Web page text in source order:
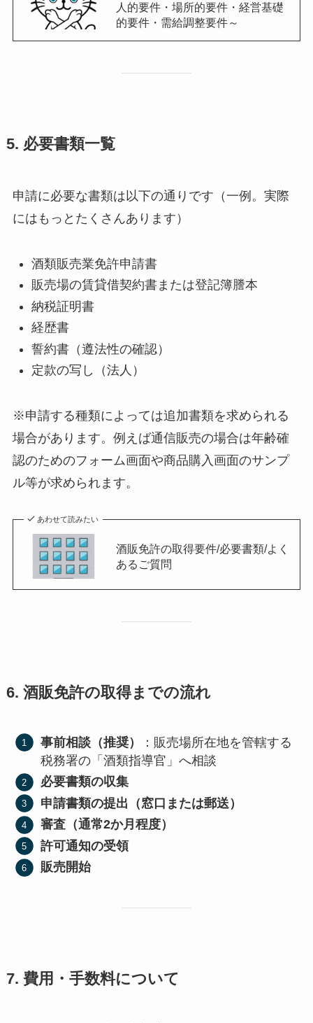
人的要件・場所的要件・経営基礎
的要件・需給調整要件～
5. 必要書類一覧
申請に必要な書類は以下の通りです（一例。実際
にはもっとたくさんあります）
酒類販売業免許申請書
販売場の賃貸借契約書または登記簿謄本
納税証明書
経歴書
誓約書（遵法性の確認）
定款の写し（法人）
※申請する種類によっては追加書類を求められる
場合があります。例えば通信販売の場合は年齢確
認のためのフォーム画面や商品購入画面のサンプ
ル等が求められます。
あわせて読みたい
酒販免許の取得要件/必要書類/よく
あるご質問
6. 酒販免許の取得までの流れ
事前相談（推奨）
：販売場所在地を管轄する
税務署の「酒類指導官」へ相談
必要書類の収集
申請書類の提出（窓口または郵送）
審査（通常2か月程度）
許可通知の受領
販売開始
7. 費用・手数料について